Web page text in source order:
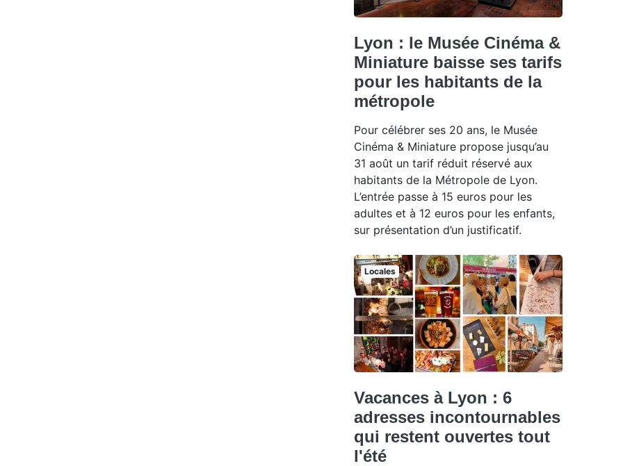
Lyon : le Musée Cinéma &
Miniature baisse ses tarifs
pour les habitants de la
métropole
Pour célébrer ses 20 ans, le Musée
Cinéma & Miniature propose jusqu’au
31 août un tarif réduit réservé aux
habitants de la Métropole de Lyon.
L’entrée passe à 15 euros pour les
adultes et à 12 euros pour les enfants,
sur présentation d’un justificatif.
Locales
Vacances à Lyon : 6
adresses incontournables
qui restent ouvertes tout
l'été